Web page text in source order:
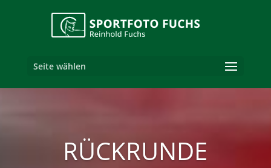
Seite wählen
RÜCKRUNDE